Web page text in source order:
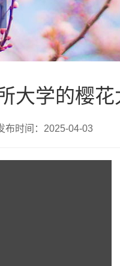
大学的樱
布时间：2025-04-03